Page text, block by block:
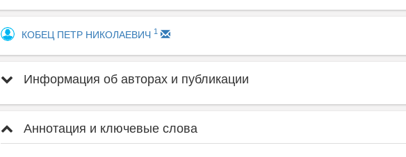
КОБЕЦ ПЕТР НИКОЛАЕВИЧ 1
Информация об авторах и публикации
Аннотация и ключевые слова